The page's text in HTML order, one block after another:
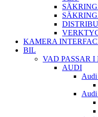
KAMERA
BIL
VAD PASSAR
AUDI
Audi